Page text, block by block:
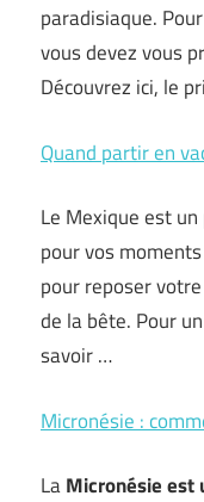
paradisiaque.
vous devez vous
Découvrez ici, le
Quand partir en
Le Mexique est
pour vos
pour reposer
de la bête. Pour
savoir …
Micronésie :
LaMicronésie est